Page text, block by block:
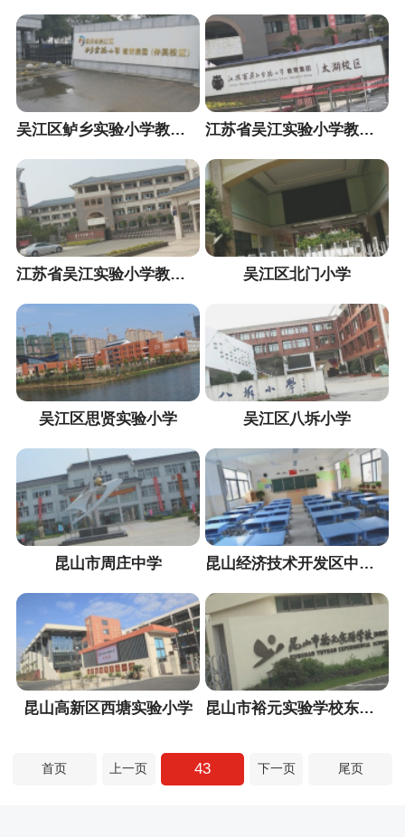
吴江区鲈乡实验小学教育集团仲英校区 江苏省吴江实验小学教育集团太湖校区
江苏省吴江实验小学教育集团城中校区 吴江区北门小学
吴江区思贤实验小学 吴江区八坼小学
昆山市周庄中学 昆山经济技术开发区中华园小学
昆山高新区西塘实验小学 昆山市裕元实验学校东校区
首页 上一页 43 下一页 尾页